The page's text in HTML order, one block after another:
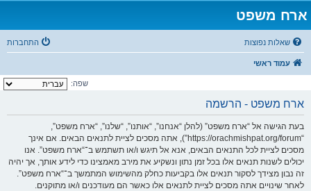
ארח משפט
שאלות נפוצות התחברות
עמוד ראשי
שפה:
ארח משפט - הרשמה
בעת הגישה אל “ארח משפט” (להלן “אנחנו”, “אותנו”, “שלנו”, “ארח משפט”,
“https://orachmishpat.org/forum”), אתה מסכים לציית לתנאים הבאים. אם אינך
מסכים לציית לכל התנאים הבאים, אנא אל תיגש ו/או תשתמש ב־“ארח משפט”. אנו
יכולים לשנות תנאים אלו בכל זמן נתון ונשקיע את מירב מאמצינו כדי לידע אותך, אך יהיה
זה נבון מצידך לסקור תנאים אלו בקביעות כחלק מהשימוש המתמשך ב־“ארח משפט”.
לאחר שינויים אתה מסכים לציית לתנאים אלו כאשר הם מעודכנים ו/או מתוקנים.